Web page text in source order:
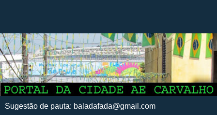
Sugestão de pauta: baladafada@gmail.com